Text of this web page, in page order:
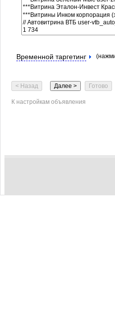
Временной таргетинг
К настройкам объявления